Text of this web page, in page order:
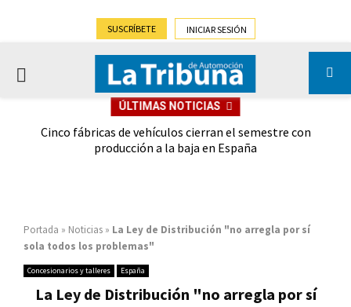
SUSCRÍBETE INICIAR SESIÓN
PRIMARY
ÚLTIMAS NOTICIAS
Cinco fábricas de vehículos cierran el semestre con
producción a la baja en España
Portada » Noticias » La Ley de Distribución "no arregla por sí
sola todos los problemas"
Concesionarios y talleres España
La Ley de Distribución "no arregla por sí